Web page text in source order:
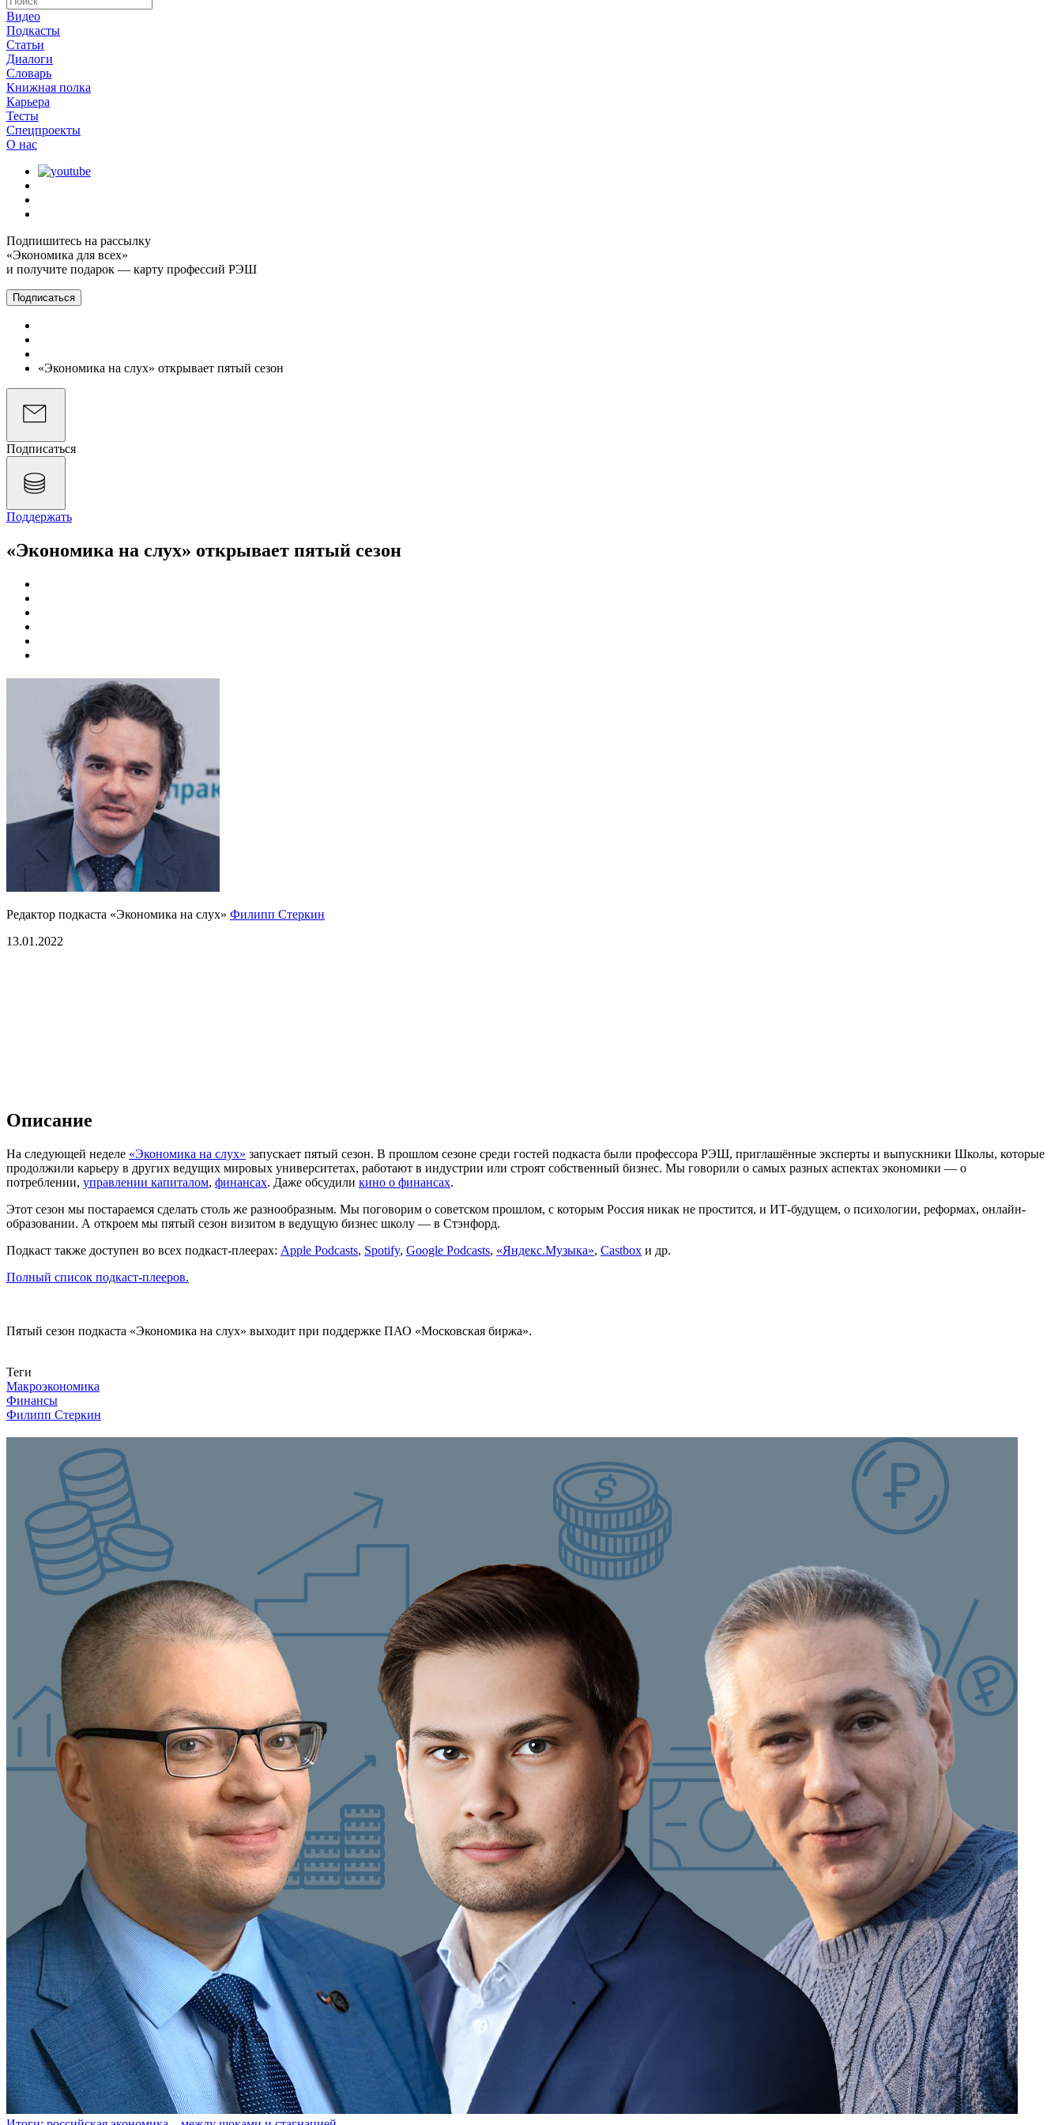
Видео
Подкасты
Статьи
Диалоги
Словарь
Книжная полка
Карьера
Тесты
Спецпроекты
О наc
Подпишитесь на рассылку
«Экономика для всех»
и получите подарок — карту профессий РЭШ
Подписаться
«Экономика на слух» открывает пятый сезон
Подписаться
Поддержать
«Экономика на слух» открывает пятый сезон
Редактор подкаста «Экономика на слух» Филипп Стеркин
13.01.2022
Описание
На следующей неделе «Экономика на слух» запускает пятый сезон. В прошлом сезоне среди гостей подкаста были профессора РЭШ, приглашённые эксперты и выпускники Школы, которые
продолжили карьеру в других ведущих мировых университетах, работают в индустрии или строят собственный бизнес. Мы говорили о самых разных аспектах экономики — о
потреблении, управлении капиталом, финансах. Даже обсудили кино о финансах.
Этот сезон мы постараемся сделать столь же разнообразным. Мы поговорим о советском прошлом, с которым Россия никак не простится, и ИТ-будущем, о психологии, реформах, онлайн-
образовании. А откроем мы пятый сезон визитом в ведущую бизнес школу — в Стэнфорд.
Подкаст также доступен во всех подкаст-плеерах: Apple Podcasts, Spotify, Google Podcasts, «Яндекс.Музыка», Castbox и др.
Полный список подкаст-плееров.
Пятый сезон подкаста «Экономика на слух» выходит при поддержке ПАО «Московская биржа».
Теги
Макроэкономика
Финансы
Филипп Стеркин